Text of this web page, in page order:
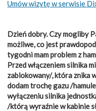
Umów wizytę w serwisie
Dzień dobry. Czy mogliby
możliwe, co jest
tygodni mam problem z
Przed włączeniem silnika
zablokowany/, która znika
dodam trochę gazu /
wyłączeniu silnika
/którą wyraźnie w kabinie